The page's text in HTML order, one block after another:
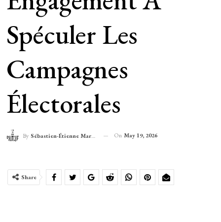
Spéculer Les
Campagnes
Électorales
By Sébastien-Étienne Marechal On May 19, 2026
Share